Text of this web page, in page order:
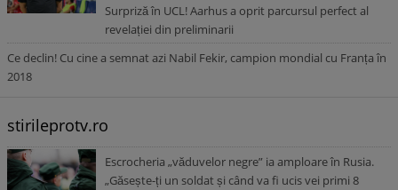
Surpriză în UCL! Aarhus a oprit parcursul perfect al
revelației din preliminarii
Ce declin! Cu cine a semnat azi Nabil Fekir, campion mondial cu Franța în
2018
stirileprotv.ro
Escrocheria „văduvelor negre” ia amploare în Rusia.
„Găsește-ți un soldat și când va fi ucis vei primi 8